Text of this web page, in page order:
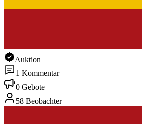
Auktion
1 Kommentar
0 Gebote
58 Beobachter